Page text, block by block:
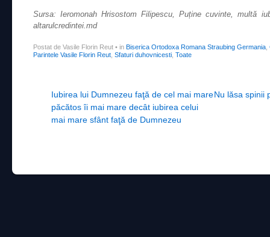
Sursa: Ieromonah Hrisostom Filipescu, Puține cuvinte, multă
altarulcredintei.md
Postat de Vasile Florin Reut • in Biserica Ortodoxa Romana Straubing Germania
Parintele Vasile Florin Reut Sfaturi duhovnicesti Toate
Post navigation
Iubirea lui Dumnezeu faţă de cel mai mare
păcătos îi mai mare decât iubirea celui
mai mare sfânt faţă de Dumnezeu
Nu lăsa spinii